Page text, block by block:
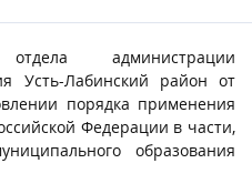
администрации
Усть-Лабинский район от
порядка применения
Федерации в части,
образования